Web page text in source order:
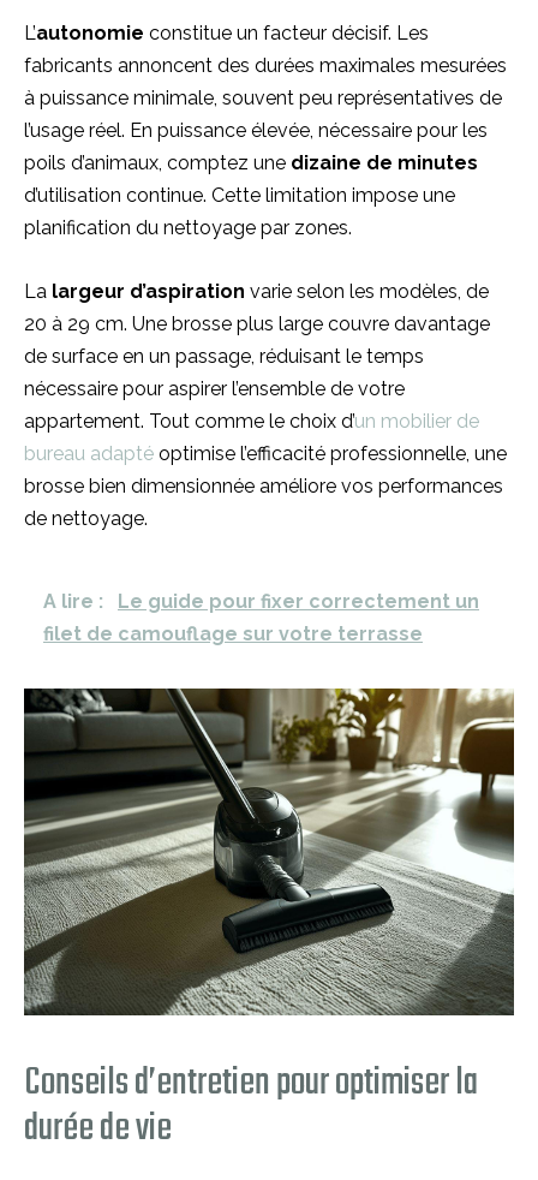
L’autonomie constitue un facteur décisif. Les
fabricants annoncent des durées maximales mesurées
à puissance minimale, souvent peu représentatives de
l’usage réel. En puissance élevée, nécessaire pour les
poils d’animaux, comptez une dizaine de minutes
d’utilisation continue. Cette limitation impose une
planification du nettoyage par zones.
La largeur d’aspiration varie selon les modèles, de
20 à 29 cm. Une brosse plus large couvre davantage
de surface en un passage, réduisant le temps
nécessaire pour aspirer l’ensemble de votre
appartement. Tout comme le choix d’un mobilier de
bureau adapté optimise l’efficacité professionnelle, une
brosse bien dimensionnée améliore vos performances
de nettoyage.
A lire :
Le guide pour fixer correctement un
filet de camouflage sur votre terrasse
Conseils d’entretien pour optimiser la
durée de vie